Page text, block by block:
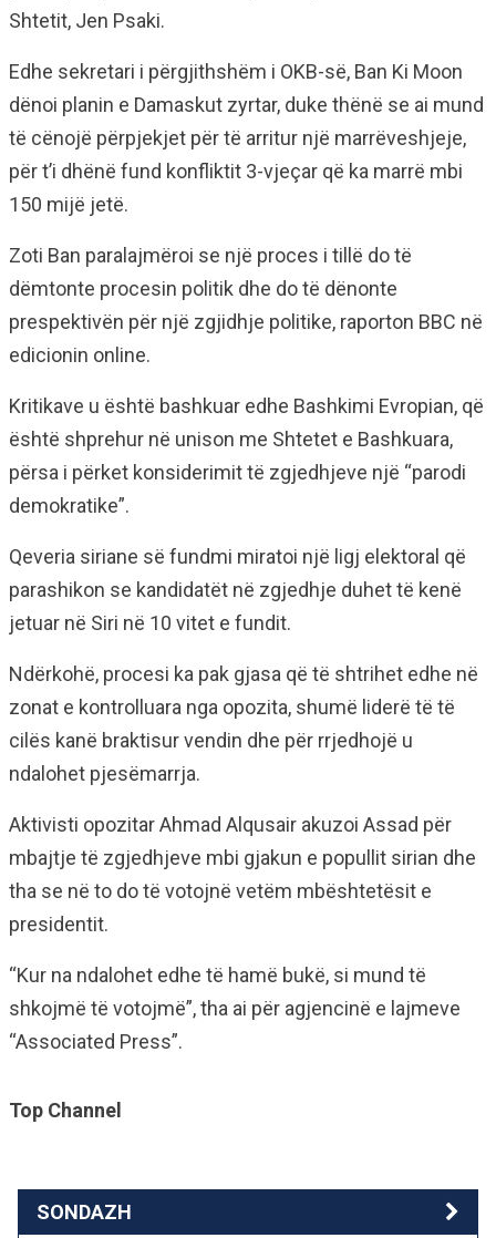
Shtetit, Jen Psaki.
Edhe sekretari i përgjithshëm i OKB-së, Ban Ki Moon
dënoi planin e Damaskut zyrtar, duke thënë se ai mund
të cënojë përpjekjet për të arritur një marrëveshjeje,
për t’i dhënë fund konfliktit 3-vjeçar që ka marrë mbi
150 mijë jetë.
Zoti Ban paralajmëroi se një proces i tillë do të
dëmtonte procesin politik dhe do të dënonte
prespektivën për një zgjidhje politike, raporton BBC në
edicionin online.
Kritikave u është bashkuar edhe Bashkimi Evropian, që
është shprehur në unison me Shtetet e Bashkuara,
përsa i përket konsiderimit të zgjedhjeve një “parodi
demokratike”.
Qeveria siriane së fundmi miratoi një ligj elektoral që
parashikon se kandidatët në zgjedhje duhet të kenë
jetuar në Siri në 10 vitet e fundit.
Ndërkohë, procesi ka pak gjasa që të shtrihet edhe në
zonat e kontrolluara nga opozita, shumë liderë të të
cilës kanë braktisur vendin dhe për rrjedhojë u
ndalohet pjesëmarrja.
Aktivisti opozitar Ahmad Alqusair akuzoi Assad për
mbajtje të zgjedhjeve mbi gjakun e popullit sirian dhe
tha se në to do të votojnë vetëm mbështetësit e
presidentit.
“Kur na ndalohet edhe të hamë bukë, si mund të
shkojmë të votojmë”, tha ai për agjencinë e lajmeve
“Associated Press”.
Top Channel
SONDAZH